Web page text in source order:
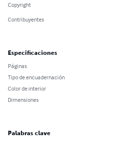
Copyright
Contribuyentes
Especificaciones
Páginas
Tipo de encuadernación
Color de interior
Dimensiones
Palabras clave